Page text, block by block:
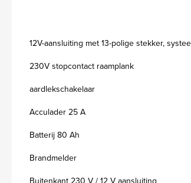
12V-aansluiting met 13-polige stekker,
230V stopcontact raamplank
aardlekschakelaar
Acculader 25 A
Batterij 80 Ah
Brandmelder
Buitenkant 230 V / 12 V aansluiting